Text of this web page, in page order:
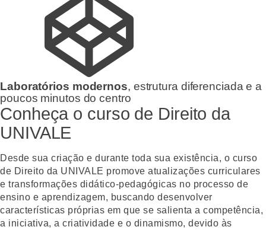
Laboratórios modernos, estrutura diferenciada e a
poucos minutos do centro
Conheça o curso de Direito da
UNIVALE
Desde sua criação e durante toda sua existência, o curso
de Direito da UNIVALE promove atualizações curriculares
e transformações didático-pedagógicas no processo de
ensino e aprendizagem, buscando desenvolver
características próprias em que se salienta a competência,
a iniciativa, a criatividade e o dinamismo, devido às